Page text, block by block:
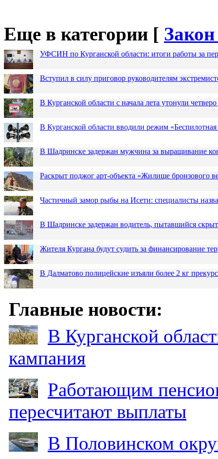
Еще в категории [
УФСИН по Курганской области: итоги работы за
Вступил в силу приговор руководителям
В Курганской области с начала лета утонули четверо
В Курганской области вводили режим «Беспилотная
В Шадринске задержан мужчина за выращивание
Раскрыт поджог арт-объекта «Жилище бронзового
Частичный замор рыбы на Исети: специалисты
В Шадринске задержан водитель, пытавшийся
Жителя Кургана будут судить за финансирование
В Далматово полицейские изъяли более 2 кг
Главные новости:
В Курганской
кампания
Работающим
пересчитают выплаты
В Половинском